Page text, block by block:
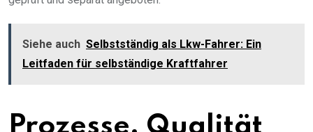
Siehe auch Selbstständig als Lkw-Fahrer: Ein
Leitfaden für selbständige Kraftfahrer